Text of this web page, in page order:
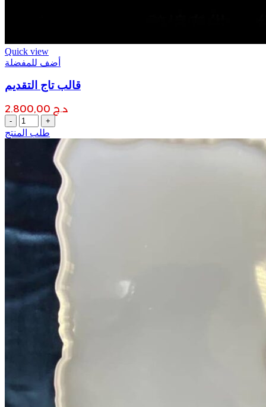
Quick view
أضف للمفضلة
قالب تاج التقديم
د.ج
قالب
تاج
طلب المنتج